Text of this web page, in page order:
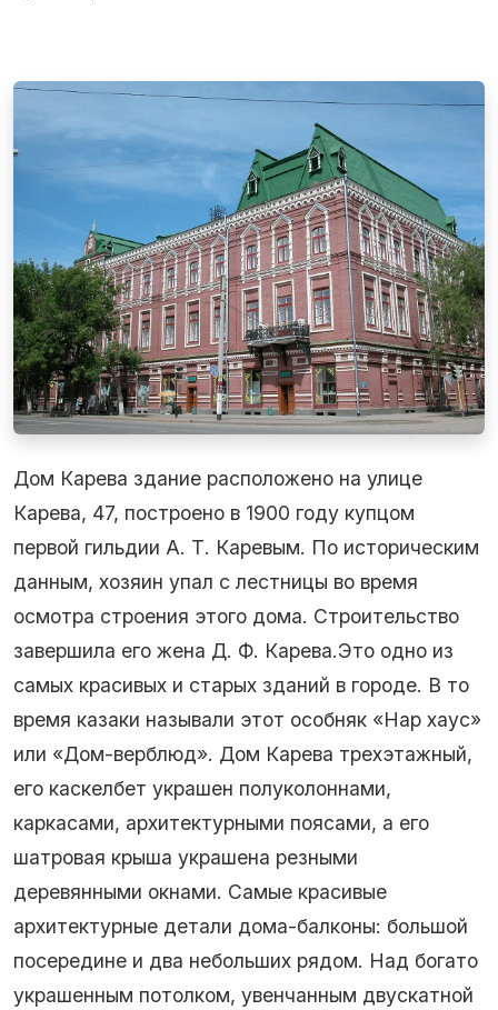
Дом Карева здание расположено на улице
Карева, 47, построено в 1900 году купцом
первой гильдии А. Т. Каревым. По историческим
данным, хозяин упал с лестницы во время
осмотра строения этого дома. Строительство
завершила его жена Д. Ф. Карева.Это одно из
самых красивых и старых зданий в городе. В то
время казаки называли этот особняк «Нар хаус»
или «Дом-верблюд». Дом Карева трехэтажный,
его каскелбет украшен полуколоннами,
каркасами, архитектурными поясами, а его
шатровая крыша украшена резными
деревянными окнами. Самые красивые
архитектурные детали дома-балконы: большой
посередине и два небольших рядом. Над богато
украшенным потолком, увенчанным двускатной